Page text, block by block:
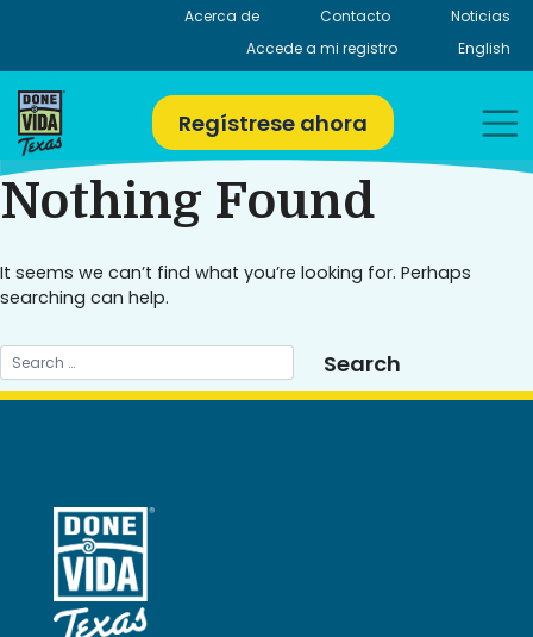
Acerca de Contacto
Noticias
Accede a mi registro
English
Regístrese ahora
Nothing Found
It seems we can’t find what you’re looking for. Perhaps
searching can help.